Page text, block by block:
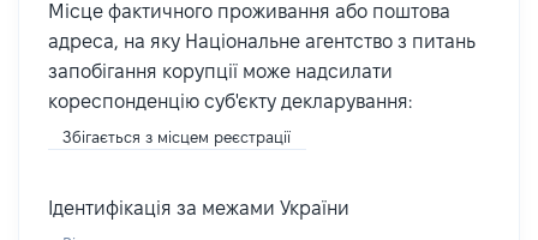
Місце фактичного проживання або поштова
адреса, на яку Національне агентство з питань
запобігання корупції може надсилати
кореспонденцію суб'єкту декларування:
Збігається з місцем реєстрації
Ідентифікація за межами України